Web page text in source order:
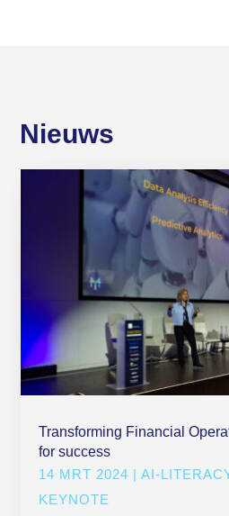
Nieuws
Transforming Financial
for success
14 MRT 2024 |AI-
KEYNOTE